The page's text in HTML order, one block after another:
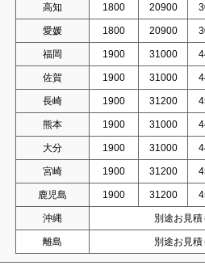
高知 1800 20900
愛媛 1800 20900
福岡 1900 31000
佐賀 1900 31000
長崎 1900 31200
熊本 1900 31000
大分 1900 31000
宮崎 1900 31200
鹿児島 1900 31200
沖縄 別途お見積
離島 別途お見積